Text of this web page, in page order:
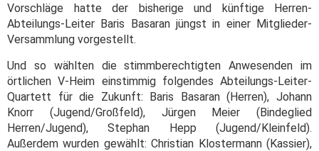
Vorschläge hatte der bisherige und künftige Herren-
Abteilungs-Leiter Baris Basaran jüngst in einer Mitglieder-
Versammlung vorgestellt.
Und so wählten die stimmberechtigten Anwesenden im
örtlichen V-Heim einstimmig folgendes Abteilungs-Leiter-
Quartett für die Zukunft: Baris Basaran (Herren), Johann
Knorr (Jugend/Großfeld), Jürgen Meier (Bindeglied
Herren/Jugend), Stephan Hepp (Jugend/Kleinfeld).
Außerdem wurden gewählt: Christian Klostermann (Kassier),